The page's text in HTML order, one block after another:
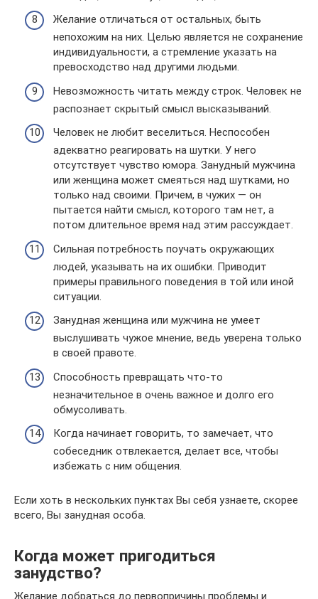
Желание отличаться от остальных, быть
непохожим на них. Целью является не сохранение
индивидуальности, а стремление указать на
превосходство над другими людьми.
Невозможность читать между строк. Человек не
распознает скрытый смысл высказываний.
Человек не любит веселиться. Неспособен
адекватно реагировать на шутки. У него
отсутствует чувство юмора. Занудный мужчина
или женщина может смеяться над шутками, но
только над своими. Причем, в чужих — он
пытается найти смысл, которого там нет, а
потом длительное время над этим рассуждает.
Сильная потребность поучать окружающих
людей, указывать на их ошибки. Приводит
примеры правильного поведения в той или иной
ситуации.
Занудная женщина или мужчина не умеет
выслушивать чужое мнение, ведь уверена только
в своей правоте.
Способность превращать что-то
незначительное в очень важное и долго его
обмусоливать.
Когда начинает говорить, то замечает, что
собеседник отвлекается, делает все, чтобы
избежать с ним общения.
Если хоть в нескольких пунктах Вы себя узнаете, скорее
всего, Вы занудная особа.
Когда может пригодиться
занудство?
Желание добраться до первопричины проблемы и